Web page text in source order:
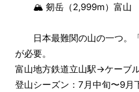
🏔 剱岳（2,999m）富山
日本最難関の山の一つ。
が必要。
富山地方鉄道立山駅→ケーブ
登山シーズン：7月中旬〜9月